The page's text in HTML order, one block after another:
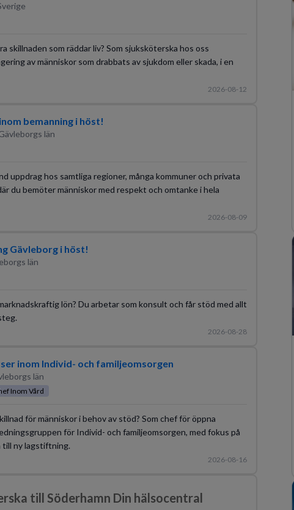
skillnaden som räddar liv? Som sjuksköterska hos oss
av människor som drabbats av sjukdom eller skada, i en
2026-08-12
bemanning i höst!
län
uppdrag hos samtliga regioner, många kommuner och privata
du bemöter människor med respekt och omtanke i hela
2026-08-09
Gävleborg i höst!
län
lön? Du arbetar som konsult och får stöd med allt
2026-08-28
inom Individ- och familjeomsorgen
län
Inom Vård
för människor i behov av stöd? Som chef för öppna
för Individ- och familjeomsorgen, med fokus på
till ny lagstiftning.
2026-08-16
till Söderhamn Din hälsocentral